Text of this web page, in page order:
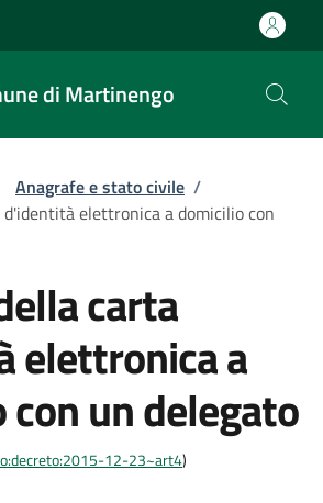
di Martinengo
pane
Anagrafe e stato civile /
elettronica a domicilio con
carta
elettronica a
un delegato
12-23~art4)